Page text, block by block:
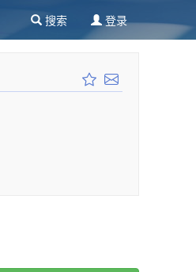
搜索 登录